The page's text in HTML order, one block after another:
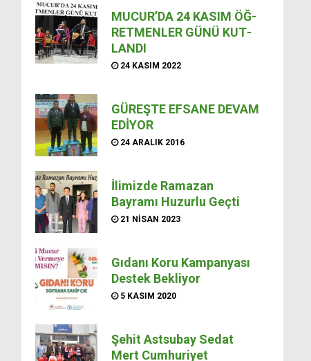
MUCUR’DA 24 KASIM ÖĞ­
RET­MEN­LER GÜNÜ KUT­
LAN­DI
24 KASIM 2022
GÜREŞTE EFSANE DEVAM
EDİYOR
24 ARALIK 2016
İlimizde Ramazan
Bayramı Huzurlu Geçti
21 NISAN 2023
Gıdanı Koru Kampanyası
Destek Bekliyor
5 KASIM 2020
Şehit Astsubay Sedat
Mert Cumhuriyet